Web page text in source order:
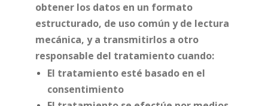
obtener los datos en un formato
estructurado, de uso común y de lectura
mecánica, y a transmitirlos a otro
responsable del tratamiento cuando:
El tratamiento esté basado en el
consentimiento